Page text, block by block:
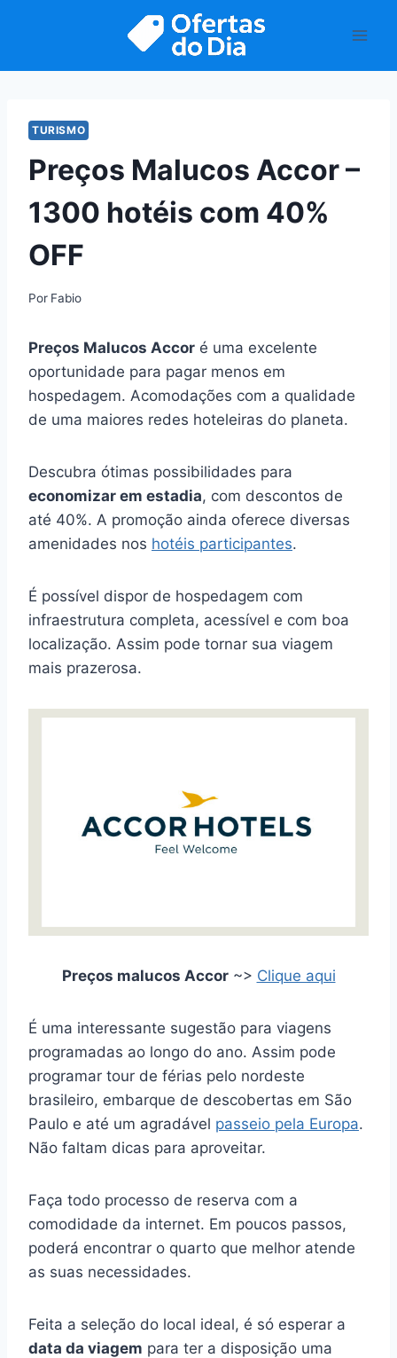
TURISMO
Preços Malucos Accor –
1300 hotéis com 40%
OFF
Por Fabio
Preços Malucos Accor é uma excelente
oportunidade para pagar menos em
hospedagem. Acomodações com a qualidade
de uma maiores redes hoteleiras do planeta.
Descubra ótimas possibilidades para
economizar em estadia, com descontos de
até 40%. A promoção ainda oferece diversas
amenidades nos hotéis participantes.
É possível dispor de hospedagem com
infraestrutura completa, acessível e com boa
localização. Assim pode tornar sua viagem
mais prazerosa.
Preços malucos Accor~> Clique aqui
É uma interessante sugestão para viagens
programadas ao longo do ano. Assim pode
programar tour de férias pelo nordeste
brasileiro, embarque de descobertas em São
Paulo e até um agradável passeio pela Europa.
Não faltam dicas para aproveitar.
Faça todo processo de reserva com a
comodidade da internet. Em poucos passos,
poderá encontrar o quarto que melhor atende
as suas necessidades.
Feita a seleção do local ideal, é só esperar a
data da viagem para ter a disposição uma